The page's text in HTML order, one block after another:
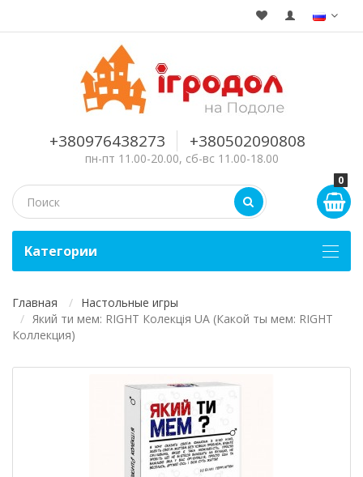
+380976438273 +380502090808
пн-пт 11.00-20.00, сб-вс 11.00-18.00
0
Kатегории
Главная
Настольные игры
Який ти мем: RIGHT Колекція UA (Какой ты мем: RIGHT
Коллекция)